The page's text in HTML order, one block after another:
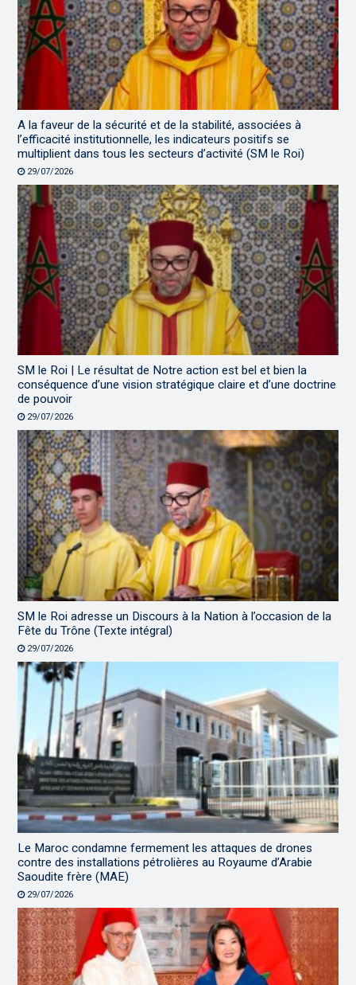
A la faveur de la sécurité et de la stabilité, associées à
l’efficacité institutionnelle, les indicateurs positifs se
multiplient dans tous les secteurs d’activité (SM le Roi)
29/07/2026
SM le Roi | Le résultat de Notre action est bel et bien la
conséquence d’une vision stratégique claire et d’une doctrine
de pouvoir
29/07/2026
SM le Roi adresse un Discours à la Nation à l’occasion de la
Fête du Trône (Texte intégral)
29/07/2026
Le Maroc condamne fermement les attaques de drones
contre des installations pétrolières au Royaume d’Arabie
Saoudite frère (MAE)
29/07/2026